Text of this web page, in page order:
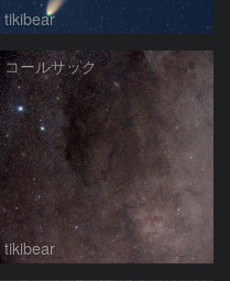
tikibear
コールサック
tikibear